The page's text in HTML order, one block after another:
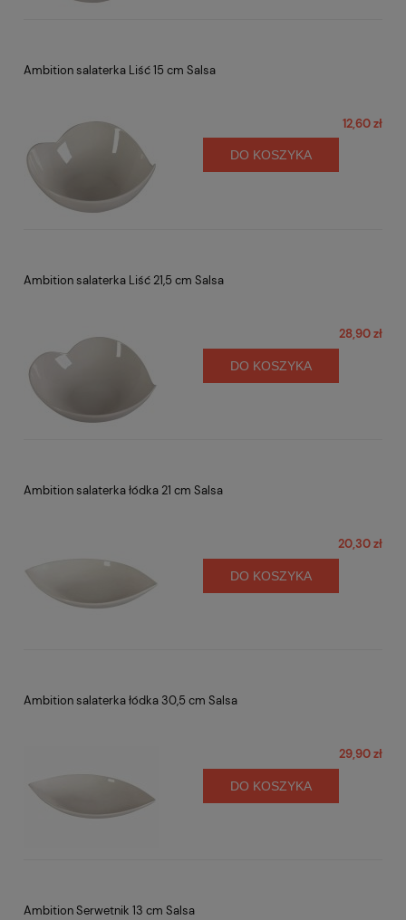
Ambition salaterka Liść 15 cm Salsa
12,60 zł
DO KOSZYKA
Ambition salaterka Liść 21,5 cm Salsa
28,90 zł
DO KOSZYKA
Ambition salaterka łódka 21 cm Salsa
20,30 zł
DO KOSZYKA
Ambition salaterka łódka 30,5 cm Salsa
29,90 zł
DO KOSZYKA
Ambition Serwetnik 13 cm Salsa